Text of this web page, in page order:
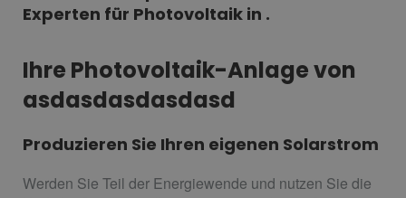
Experten für Photovoltaik in .
Ihre Photovoltaik-Anlage von
asdasdasdasdasd
Produzieren Sie Ihren eigenen Solarstrom
Werden Sie Teil der Energiewende und nutzen Sie die